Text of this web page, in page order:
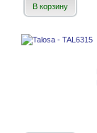
В корзину